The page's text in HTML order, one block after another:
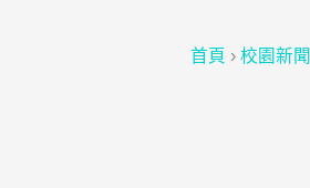
首頁 › 校園新聞